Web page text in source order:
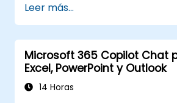
Leer más...
Microsoft 365 Copilot Chat
Excel, PowerPoint y Outlook
14 Horas